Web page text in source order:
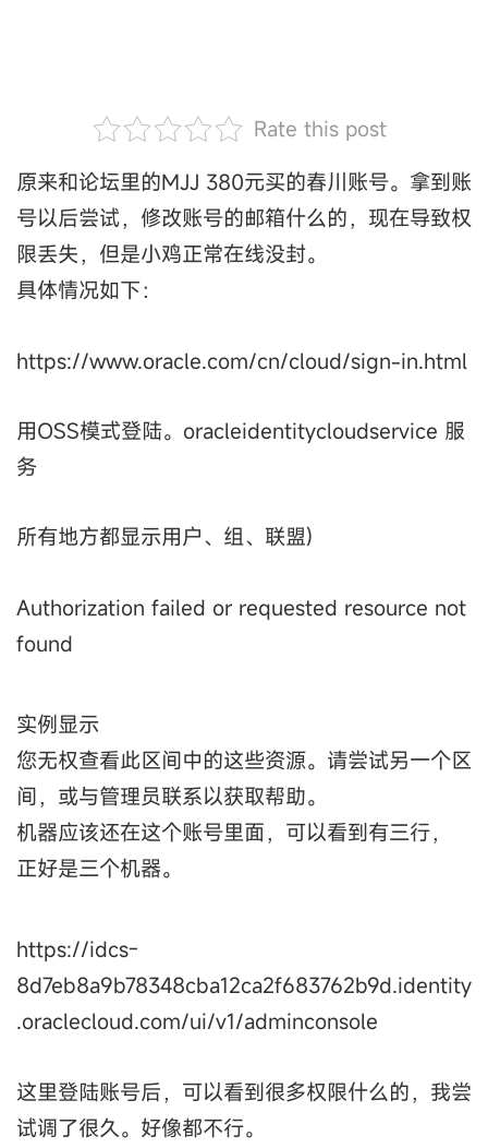
Rate this post
原来和论坛里的MJJ 380元买的春川账号。拿到账
号以后尝试，修改账号的邮箱什么的，现在导致权
限丢失，但是小鸡正常在线没封。
具体情况如下：
https://www.oracle.com/cn/cloud/sign-in.html
用OSS模式登陆。oracleidentitycloudservice 服
务
所有地方都显示用户、组、联盟)
Authorization failed or requested resource not
found
实例显示
您无权查看此区间中的这些资源。请尝试另一个区
间，或与管理员联系以获取帮助。
机器应该还在这个账号里面，可以看到有三行，
正好是三个机器。
https://idcs-
8d7eb8a9b78348cba12ca2f683762b9d.identity
.oraclecloud.com/ui/v1/adminconsole
这里登陆账号后，可以看到很多权限什么的，我尝
试调了很久。好像都不行。